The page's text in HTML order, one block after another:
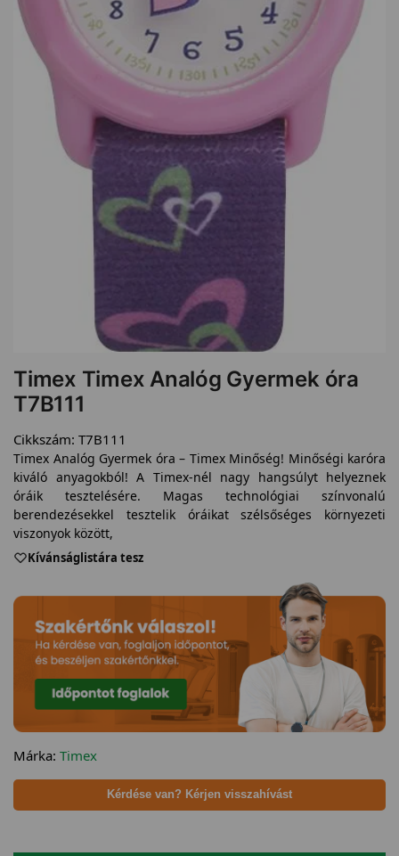
Timex Timex Analóg Gyermek óra
T7B111
Cikkszám: T7B111
Timex Analóg Gyermek óra – Timex Minőség! Minőségi karóra
kiváló anyagokból! A Timex-nél nagy hangsúlyt helyeznek
óráik tesztelésére. Magas technológiai színvonalú
berendezésekkel tesztelik óráikat szélsőséges környezeti
viszonyok között,
Kívánságlistára tesz
Márka: Timex
Kérdése van? Kérjen visszahívást